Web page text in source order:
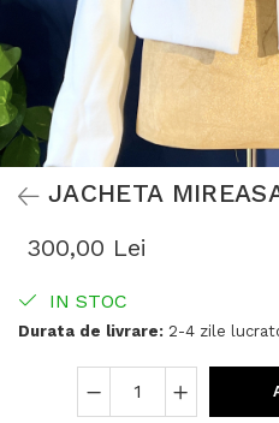
JACHETA
300,00 Lei
IN STOC
Durata de livrare: 2-4 zile